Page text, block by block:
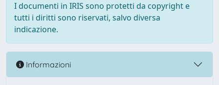
I documenti in IRIS sono protetti da copyright e
tutti i diritti sono riservati, salvo diversa
indicazione.
Informazioni